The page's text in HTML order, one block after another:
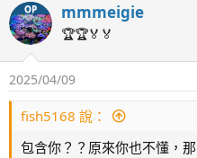
24/7/7 海水
c
t
i
o
n
：
OP mmmeigie
🏆🏆🏅🏅
2025/04/09
fish5168 說：
包含你？？原來你也不懂，